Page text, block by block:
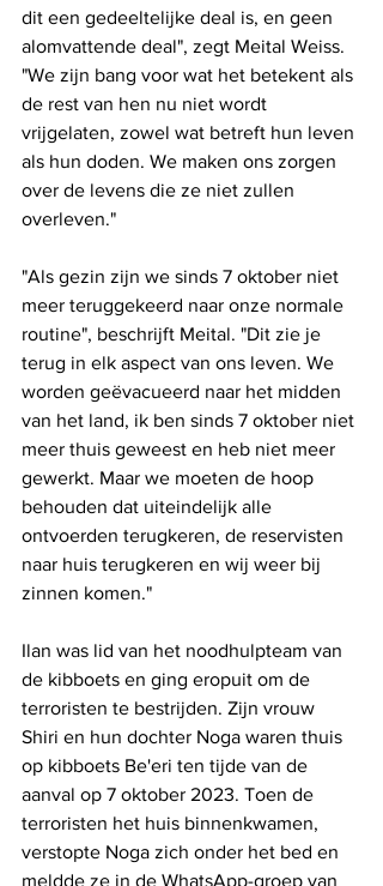
dit een gedeeltelijke deal is, en geen
alomvattende deal", zegt Meital Weiss.
"We zijn bang voor wat het betekent als
de rest van hen nu niet wordt
vrijgelaten, zowel wat betreft hun leven
als hun doden. We maken ons zorgen
over de levens die ze niet zullen
overleven."
"Als gezin zijn we sinds 7 oktober niet
meer teruggekeerd naar onze normale
routine", beschrijft Meital. "Dit zie je
terug in elk aspect van ons leven. We
worden geëvacueerd naar het midden
van het land, ik ben sinds 7 oktober niet
meer thuis geweest en heb niet meer
gewerkt. Maar we moeten de hoop
behouden dat uiteindelijk alle
ontvoerden terugkeren, de reservisten
naar huis terugkeren en wij weer bij
zinnen komen."
Ilan was lid van het noodhulpteam van
de kibboets en ging eropuit om de
terroristen te bestrijden. Zijn vrouw
Shiri en hun dochter Noga waren thuis
op kibboets Be'eri ten tijde van de
aanval op 7 oktober 2023. Toen de
terroristen het huis binnenkwamen,
verstopte Noga zich onder het bed en
meldde ze in de WhatsApp-groep van